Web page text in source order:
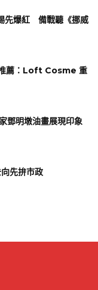
先爆紅 備戰聽《挪威
薦：Loft Cosme 重
鄧明墩油畫展現印象
先拚市政